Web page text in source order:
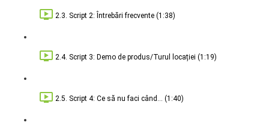
2.3. Script 2: Întrebări frecvente (1:38)
2.4. Script 3: Demo de produs/Turul locației (1:19)
2.5. Script 4: Ce să nu faci când... (1:40)